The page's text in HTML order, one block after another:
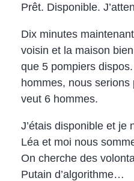
Prêt. Disponible.
Dix minutes
voisin et la maison
que 5 pompiers
hommes, nous serions
veut 6 hommes.
J’étais disponible et je
Léa et moi nous
On cherche des
Putain d’algorithme…